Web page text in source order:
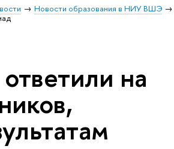
Новости образования в НИУ ВШЭ
на